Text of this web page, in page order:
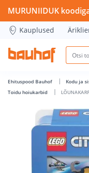
LÕUNAKARP + PUDEL
MURUNIIDUK
Kauplused
Ehituspood Bauhof Kodu ja
Toidu hoiukarbid